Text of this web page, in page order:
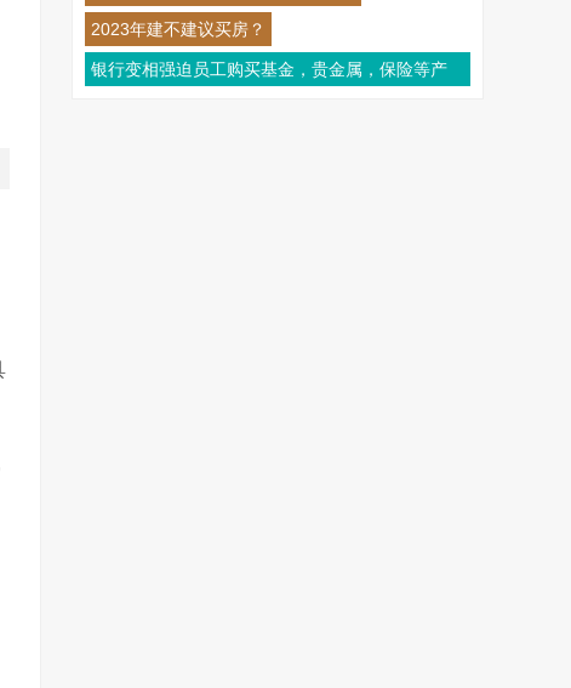
2023年建不建议买房？
银行变相强迫员工购买基金，贵金属，保险等产